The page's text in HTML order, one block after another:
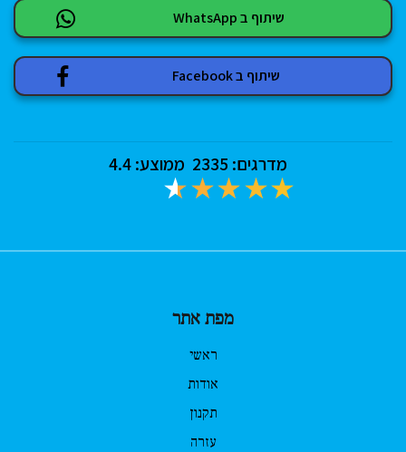
שיתוף ב WhatsApp
שיתוף ב Facebook
מדרגים: 2335 ממוצע:4.4
מפת אתר
ראשי
אודות
תקנון
עזרה